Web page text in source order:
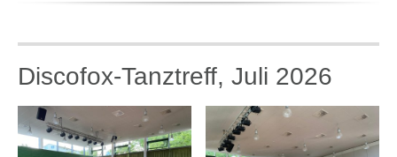
Discofox-Tanztreff, Juli 2026